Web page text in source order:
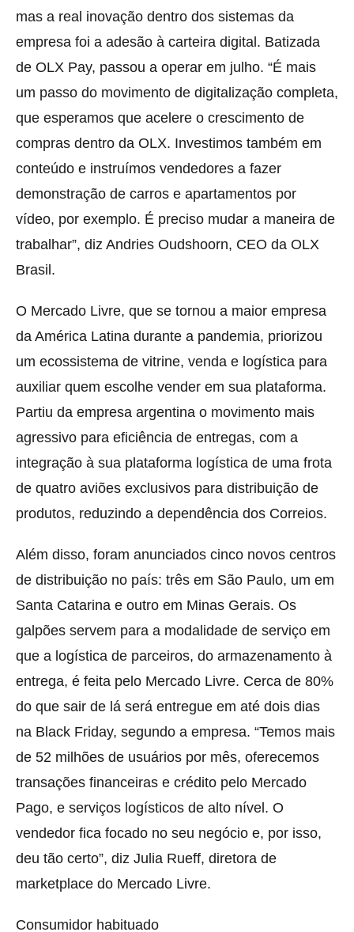
mas a real inovação dentro dos sistemas da
empresa foi a adesão à carteira digital. Batizada
de OLX Pay, passou a operar em julho. “É mais
um passo do movimento de digitalização completa,
que esperamos que acelere o crescimento de
compras dentro da OLX. Investimos também em
conteúdo e instruímos vendedores a fazer
demonstração de carros e apartamentos por
vídeo, por exemplo. É preciso mudar a maneira de
trabalhar”, diz Andries Oudshoorn, CEO da OLX
Brasil.
O Mercado Livre, que se tornou a maior empresa
da América Latina durante a pandemia, priorizou
um ecossistema de vitrine, venda e logística para
auxiliar quem escolhe vender em sua plataforma.
Partiu da empresa argentina o movimento mais
agressivo para eficiência de entregas, com a
integração à sua plataforma logística de uma frota
de quatro aviões exclusivos para distribuição de
produtos, reduzindo a dependência dos Correios.
Além disso, foram anunciados cinco novos centros
de distribuição no país: três em São Paulo, um em
Santa Catarina e outro em Minas Gerais. Os
galpões servem para a modalidade de serviço em
que a logística de parceiros, do armazenamento à
entrega, é feita pelo Mercado Livre. Cerca de 80%
do que sair de lá será entregue em até dois dias
na Black Friday, segundo a empresa. “Temos mais
de 52 milhões de usuários por mês, oferecemos
transações financeiras e crédito pelo Mercado
Pago, e serviços logísticos de alto nível. O
vendedor fica focado no seu negócio e, por isso,
deu tão certo”, diz Julia Rueff, diretora de
marketplace do Mercado Livre.
Consumidor habituado